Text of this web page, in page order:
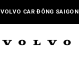
VOLVO CAR ĐÔNG SAIGON